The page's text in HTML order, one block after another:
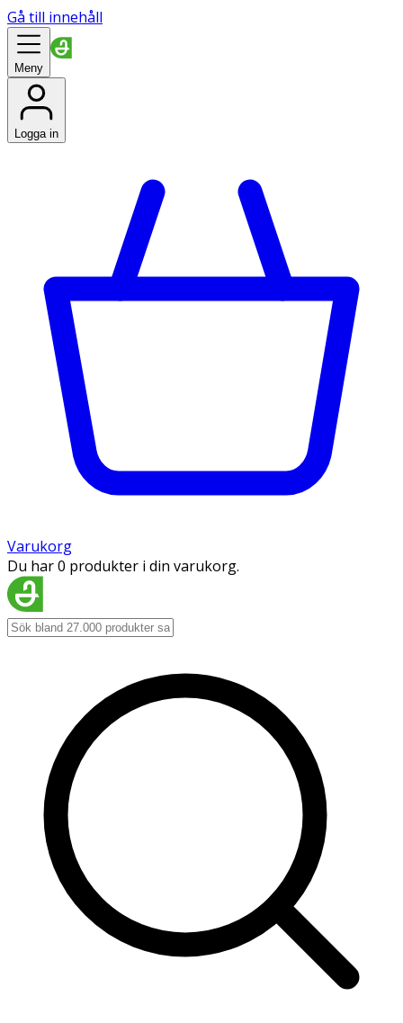
Gå till innehåll
Meny
Logga in
Varukorg
Du har 0 produkter i din varukorg.